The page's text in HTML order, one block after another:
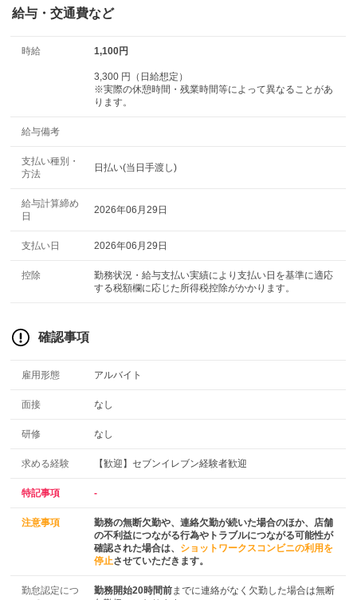
給与・交通費など
時給 1,100円
3,300 円（日給想定）
※実際の休憩時間・残業時間等によって異なることがあ
ります。
給与備考
支払い種別・
方法
日払い(当日手渡し)
給与計算締め
日
2026年06月29日
支払い日 2026年06月29日
控除
勤務状況・給与支払い実績により支払い日を基準に適応
する税額欄に応じた所得税控除がかかります。
確認事項
雇用形態 アルバイト
面接 なし
研修 なし
求める経験 【歓迎】セブンイレブン経験者歓迎
特記事項 -
注意事項
勤務の無断欠勤や、連絡欠勤が続いた場合のほか、店舗
の不利益につながる行為やトラブルにつながる可能性が
確認された場合は、 ショットワークスコンビニの利用を
停止させていただきます。
勤怠認定につ
勤務開始20時間前までに連絡がなく欠勤した場合は無断